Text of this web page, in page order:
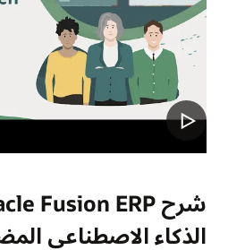
الذكاء الاصطناعي